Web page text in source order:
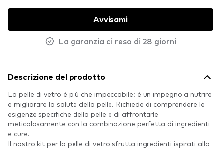
Avvisami
La garanzia di reso di 28 giorni
Descrizione del prodotto
La pelle di vetro è più che impeccabile: è un impegno a nutrire
e migliorare la salute della pelle. Richiede di comprendere le
esigenze specifiche della pelle e di affrontarle
meticolosamente con la combinazione perfetta di ingredienti
e cure.
Il nostro kit per la pelle di vetro sfrutta ingredienti ispirati alla